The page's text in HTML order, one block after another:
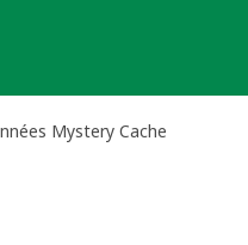
Mystery Cache